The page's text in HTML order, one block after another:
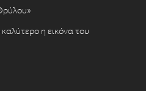
η εικόνα του